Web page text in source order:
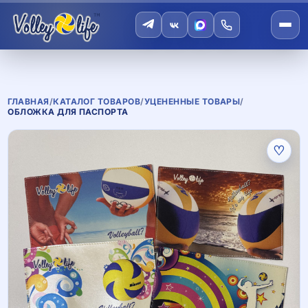
ГЛАВНАЯ/КАТАЛОГ ТОВАРОВ/УЦЕНЕННЫЕ ТОВАРЫ/
ОБЛОЖКА ДЛЯ ПАСПОРТА
♡